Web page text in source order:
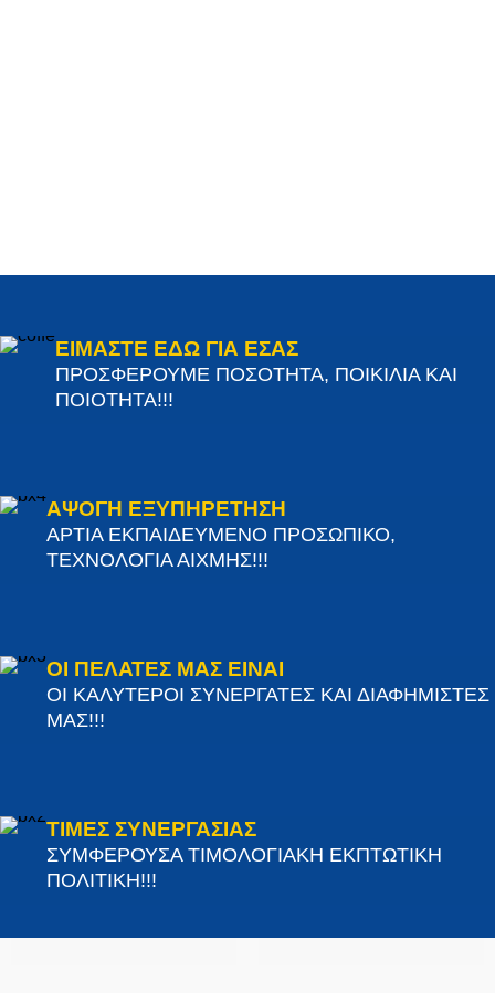
ΕΙΜΑΣΤΕ ΕΔΩ ΓΙΑ ΕΣΑΣ
ΠΡΟΣΦΕΡΟΥΜΕ ΠΟΣΟΤΗΤΑ, ΠΟΙΚΙΛΙΑ ΚΑΙ
ΠΟΙΟΤΗΤΑ!!!
ΑΨΟΓΗ ΕΞΥΠΗΡΕΤΗΣΗ
ΑΡΤΙΑ ΕΚΠΑΙΔΕΥΜΕΝΟ ΠΡΟΣΩΠΙΚΟ,
ΤΕΧΝΟΛΟΓΙΑ ΑΙΧΜΗΣ!!!
ΟΙ ΠΕΛΑΤΕΣ ΜΑΣ ΕΙΝΑΙ
ΟΙ ΚΑΛΥΤΕΡΟΙ ΣΥΝΕΡΓΑΤΕΣ ΚΑΙ ΔΙΑΦΗΜΙΣΤΕΣ
ΜΑΣ!!!
ΤΙΜΕΣ ΣΥΝΕΡΓΑΣΙΑΣ
ΣΥΜΦΕΡΟΥΣΑ ΤΙΜΟΛΟΓΙΑΚΗ ΕΚΠΤΩΤΙΚΗ
ΠΟΛΙΤΙΚΗ!!!